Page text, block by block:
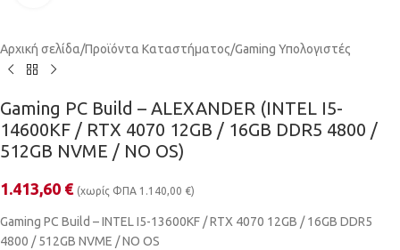
Αρχική σελίδα/Προϊόντα Καταστήματος/Gaming Υπολογιστές
Gaming PC Build – ALEXANDER (INTEL I5-
14600KF / RTX 4070 12GB / 16GB DDR5 4800 /
512GB NVME / NO OS)
1.413,60 € (χωρίς ΦΠΑ 1.140,00 €)
Gaming PC Build – INTEL I5-13600KF / RTX 4070 12GB / 16GB DDR5
4800 / 512GB NVME / NO OS